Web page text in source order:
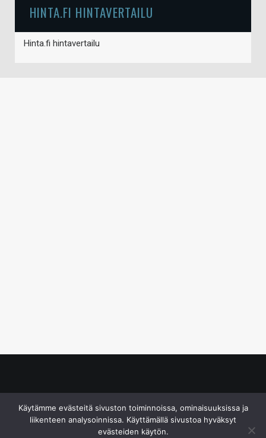
HINTA.FI HINTAVERTAILU
Hinta.fi hintavertailu
Käytämme evästeitä sivuston toiminnoissa, ominaisuuksissa ja
liikenteen analysoinnissa. Käyttämällä sivustoa hyväksyt
evästeiden käytön.